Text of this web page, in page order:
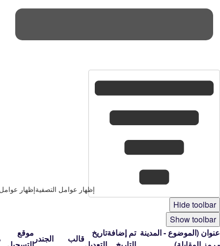
إظهار عوامل التصفيةإظهار
Hide toolbar
Show toolbar
عنوان (الموضوع - المدينة تم إضافةتاريخ
قالب الجندر
موقع